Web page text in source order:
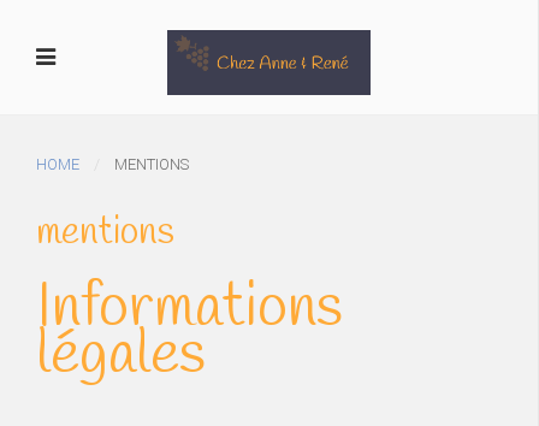
HOME MENTIONS
mentions
Informations
légales